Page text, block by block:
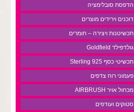
הדפסת סובלימציה
דוכנים וירידים מוצרים
תכשיטנות ויצירה – חומרים
גולדפילד Goldfield
תכשיטי כסף 925 Sterling
פעמוני רוח צדפים
מכחול אויר AIRBRUSH
סטוקים ועודפים